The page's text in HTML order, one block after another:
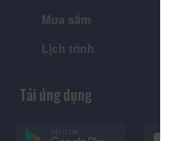
Mua sắm
Lịch trình
Tải ứng dụng